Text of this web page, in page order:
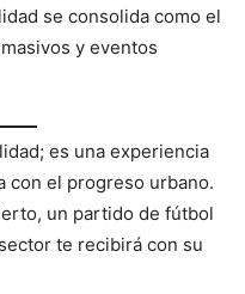
se consolida como el
y eventos
es una experiencia
con el progreso urbano.
un partido de fútbol
te recibirá con su